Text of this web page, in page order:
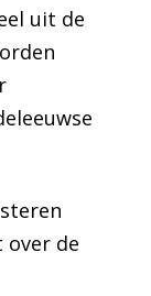
uit de
over de